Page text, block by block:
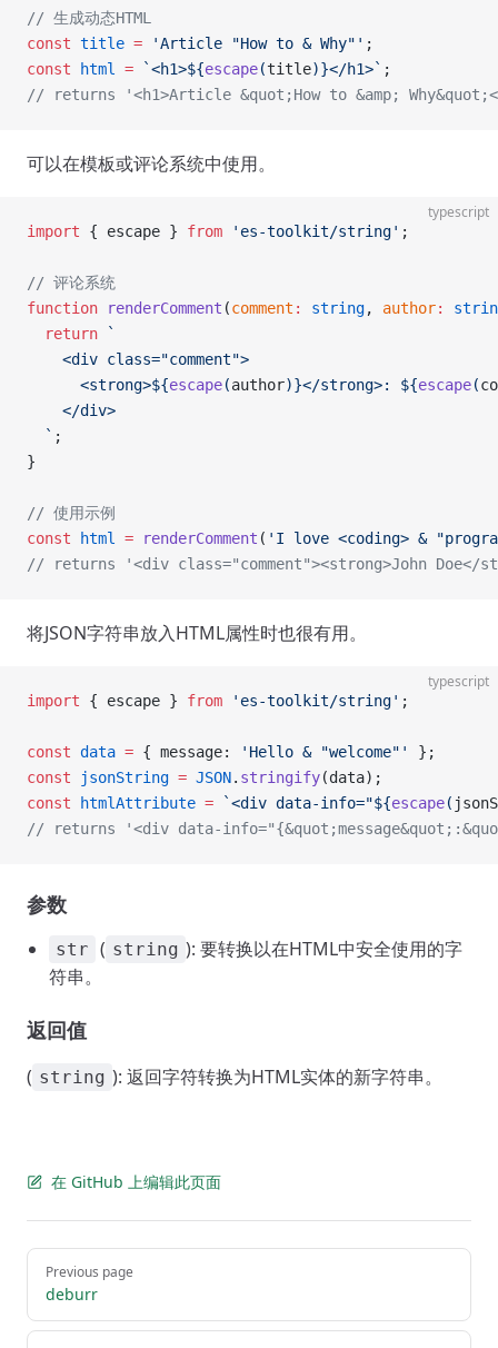
// 生成动态HTML
const title = 'Article "How to & Why"' ;
const html = `<h1>${escape(title)}</h1>` ;
// returns '<h1>Article &quot;How to &amp;
可以在模板或评论系统中使用。
typescript
import { escape } from 'es-toolkit/string' ;
// 评论系统
function renderComment (comment : string, author:
  return
`
    <div class="comment">
      <strong>${
escape(author)}</strong>: ${escape(
    </div>
  `
;
}
// 使用示例
const html = renderComment ( 'I love <coding> &
// returns '<div class="comment"><strong>John
将JSON字符串放入HTML属性时也很有用。
typescript
import { escape } from 'es-toolkit/string' ;
const data = { message: 'Hello & "welcome"'
};
const jsonString = JSON. stringify(data);
const htmlAttribute = `<div data-info="${escape(
// returns '<div data-
参数
str ( string ): 要转换以在HTML中安全使用的字
符串。
返回值
( string ): 返回字符转换为HTML实体的新字符串。
在 GitHub 上编辑此页面
Pager
Previous page
deburr